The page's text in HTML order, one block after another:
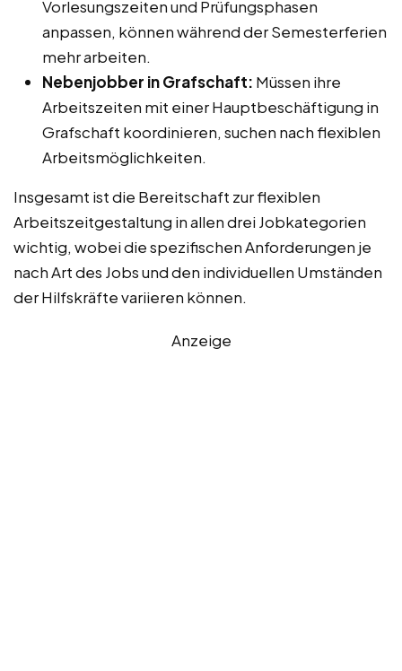
Vorlesungszeiten und Prüfungsphasen
anpassen, können während der Semesterferien
mehr arbeiten.
Nebenjobber in Grafschaft: Müssen ihre
Arbeitszeiten mit einer Hauptbeschäftigung in
Grafschaft koordinieren, suchen nach flexiblen
Arbeitsmöglichkeiten.
Insgesamt ist die Bereitschaft zur flexiblen
Arbeitszeitgestaltung in allen drei Jobkategorien
wichtig, wobei die spezifischen Anforderungen je
nach Art des Jobs und den individuellen Umständen
der Hilfskräfte variieren können.
Anzeige